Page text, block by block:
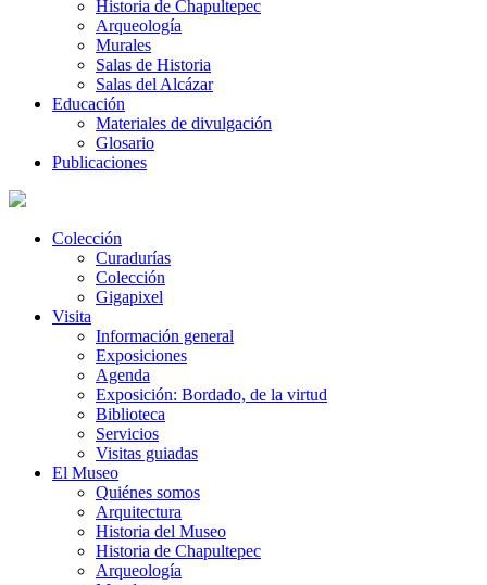
Historia de Chapultepec
Arqueología
Murales
Salas de Historia
Salas del Alcázar
Educación
Materiales de divulgación
Glosario
Publicaciones
Colección
Curadurías
Colección
Gigapixel
Visita
Información general
Exposiciones
Agenda
Exposición: Bordado, de la virtud
Biblioteca
Servicios
Visitas guiadas
El Museo
Quiénes somos
Arquitectura
Historia del Museo
Historia de Chapultepec
Arqueología